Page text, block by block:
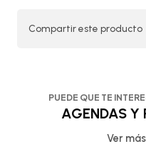
Compartir este producto
PUEDE QUE TE
AGENDAS Y
Ver